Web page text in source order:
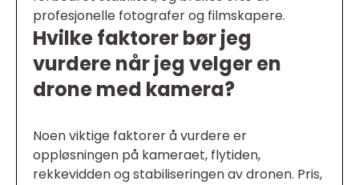
profesjonelle fotografer og filmskapere.
Hvilke faktorer bør jeg
vurdere når jeg velger en
drone med kamera?
Noen viktige faktorer å vurdere er
oppløsningen på kameraet, flytiden,
rekkevidden og stabiliseringen av dronen. Pris,